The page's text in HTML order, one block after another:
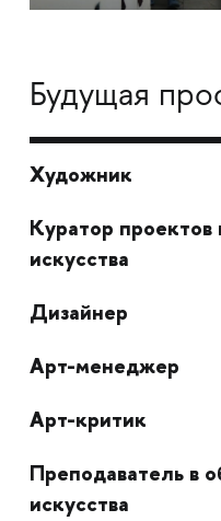
Будущая
Художник
Куратор проектов
искусства
Дизайнер
Арт-менеджер
Арт-критик
Преподаватель в
искусства